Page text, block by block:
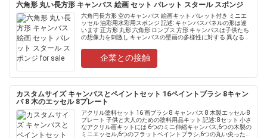
六角形 丸い長方形 キャンバス 絵画 セット パレット スタール スポンジ
六角円長方形 空のキャンバス 絵画キット パレット付き ミニエ
ッセル 油彩用水彩用スポンジ 記述: キャンバスパネルの形は違
います 正方形 丸形 六角形 ロンブス 方形 キャンバスは子供たち
の想像力を刺激し キャンバスの壁画の多様性に対する 異なるニ
企業との接触
カスタムサイズ キャンバスとペイントセット 16ペイントブラシ 8キャン
バ 8 木のエッセル 8プレート
アクリル塗料セット 16 画ブラシ 8 キャンバス 8 木製エッセル 8
プレート 子供と大人のための塗料用品キット 記述: 8セット 小さ
なアクリル画キットには 6つのミニ伸縮キャンバス,6つの木製の
ミニエッセル,6つのフラットペイントブラシ,6つの丸い尖ったブ